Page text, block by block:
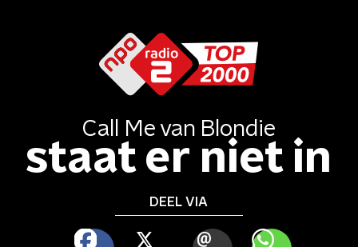
Call Mevan Blondie
staat er niet in
DEEL VIA
FACEBOOK
X MAIL WHATSAPP